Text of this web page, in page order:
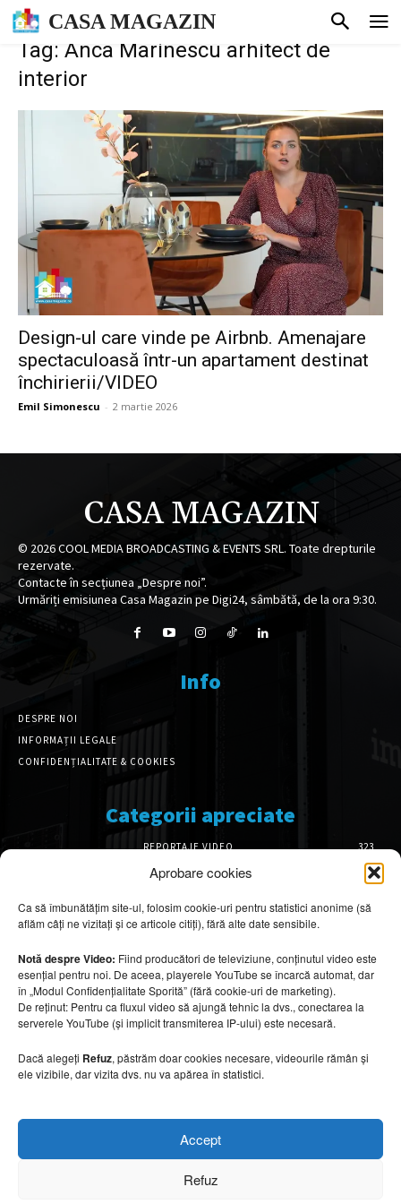
Aprobare cookies
Ca să îmbunătățim site-ul, folosim cookie-uri pentru statistici anonime (să
aflăm câți ne vizitați și ce articole citiți), fără alte date sensibile.
Notă despre Video: Fiind producători de televiziune, conținutul video este
esențial pentru noi. De aceea, playerele YouTube se încarcă automat, dar
în „Modul Confidențialitate Sporită” (fără cookie-uri de marketing).
De reținut: Pentru ca fluxul video să ajungă tehnic la dvs., conectarea la
serverele YouTube (și implicit transmiterea IP-ului) este necesară.
Dacă alegeți Refuz, păstrăm doar cookies necesare, videourile rămân și
ele vizibile, dar vizita dvs. nu va apărea în statistici.
Accept
Refuz
CASA MAGAZIN
Tag: Anca Marinescu arhitect de
interior
Design-ul care vinde pe Airbnb. Amenajare
spectaculoasă într-un apartament destinat
închirierii/VIDEO
Emil Simonescu - 2 martie 2026
CASA MAGAZIN
© 2026COOL MEDIA BROADCASTING & EVENTS SRL. Toate drepturile
rezervate.
Contacte în secțiunea „Despre noi”.
Urmăriți emisiunea Casa Magazin pe Digi24, sâmbătă, de la ora 9:30.
Info
DESPRE NOI
INFORMAȚII LEGALE
CONFIDENȚIALITATE & COOKIES
Categorii apreciate
REPORTAJE VIDEO
323
AMENAJĂRI INTERIOARE
126
DESIGN INTERIOR
64
ARHITECTURĂ & DESIGN
OPINII & ANALIZE
43
Articole recomandate
Cele mai impresionante cabane moderne
7 august 2026
Ouse Valley Viaduct, construcția care
7 august 2026